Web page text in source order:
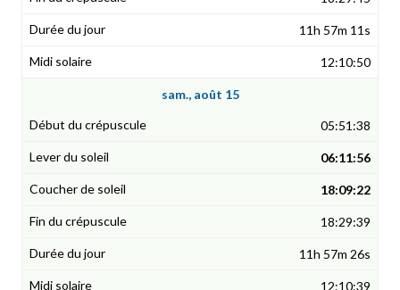
11h 57m 11s
12:10:50
sam., août 15
05:51:38
06:11:56
18:09:22
18:29:39
11h 57m 26s
12:10:39